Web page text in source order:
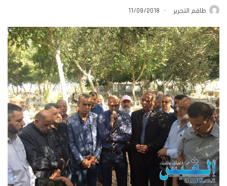
طاقم التحرير 11/09/2018